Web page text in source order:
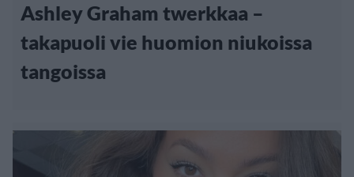
Ashley Graham twerkkaa –
takapuoli vie huomion niukoissa
tangoissa